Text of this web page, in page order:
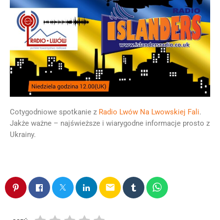
Cotygodniowe spotkanie z Radio Lwów Na Lwowskiej Fali.
Jakże ważne – najświeższe i wiarygodne informacje prosto z
Ukrainy.
email